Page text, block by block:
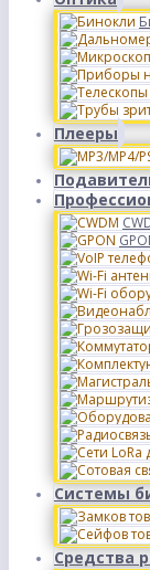
Плееры
Системы
Средства